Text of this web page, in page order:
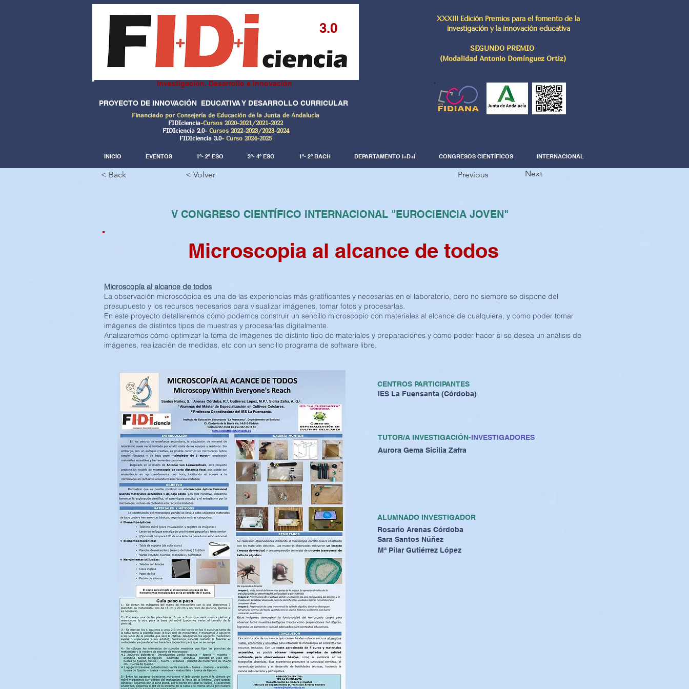
3.0
Investigación, Desarrollo e innovación
PROYECTO DE INNOVACIÓN EDUCATIVA Y DESARROLLO CURRICULAR
Financiado por Consejería de Educación de la Junta de Andalucía
FIDIciencia-Cursos 2020-2021/2021-2022
FIDIciencia 2.0- Cursos 2022-2023/2023-2024
FIDIciencia 3.0- Curso 2024-2025
XXXIII Edición Premios para el fomento de la
investigación y la innovación educativa
SEGUNDO PREMIO
(Modalidad Antonio Domínguez Ortiz)
INICIO EVENTOS 1º- 2º ESO 3º- 4º ESO 1º- 2º BACH DEPARTAMENTO I+D+i CONGRESOS CIENTÍFICOS INTERNACIONAL
< Back < Volver Previous Next
V CONGRESO CIENTÍFICO INTERNACIONAL "EUROCIENCIA JOVEN"
Microscopia al alcance de todos
Microscopía al alcance de todos
La observación microscópica es una de las experiencias más gratificantes y necesarias en el laboratorio, pero no siempre se dispone del
presupuesto y los recursos necesarios para visualizar imágenes, tomar fotos y procesarlas.
En este proyecto detallaremos cómo podemos construir un sencillo microscopio con materiales al alcance de cualquiera, y como poder tomar
imágenes de distintos tipos de muestras y procesarlas digitalmente.
Analizaremos cómo optimizar la toma de imágenes de distinto tipo de materiales y preparaciones y como poder hacer si se desea un análisis de
imágenes, realizacién de medidas, etc con un sencillo programa de software libre.
CENTROS PARTICIPANTES
IES La Fuensanta (Córdoba)
TUTOR/A INVESTIGACIÓN-INVESTIGADORES
Aurora Gema Sicilia Zafra
ALUMNADO INVESTIGADOR
Rosario Arenas Córdoba
Sara Santos Núñez
Mª Pilar Gutiérrez López